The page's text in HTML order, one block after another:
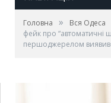
Головна » Вся Одеса
фейк про “автоматичні
першоджерелом